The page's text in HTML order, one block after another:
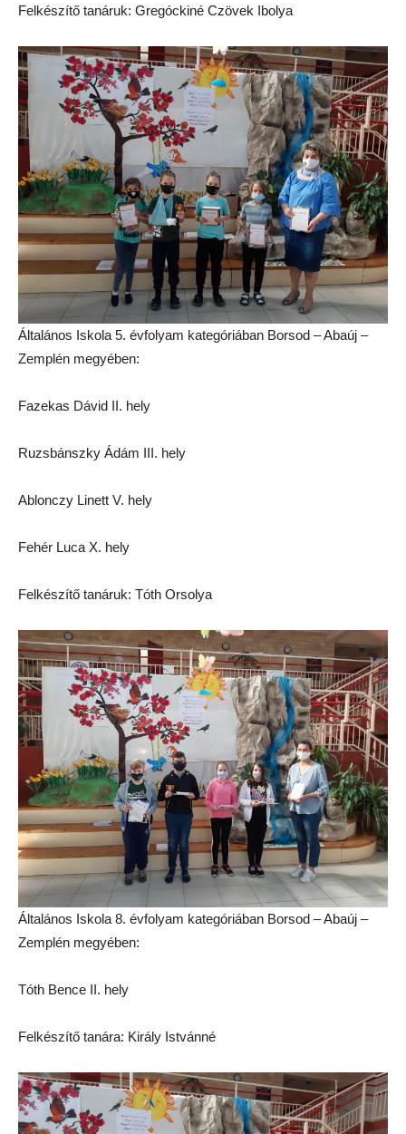
Felkészítő tanáruk: Gregóckiné Czövek Ibolya
Általános Iskola 5. évfolyam kategóriában Borsod – Abaúj –
Zemplén megyében:
Fazekas Dávid II. hely
Ruzsbánszky Ádám III. hely
Ablonczy Linett V. hely
Fehér Luca X. hely
Felkészítő tanáruk: Tóth Orsolya
Általános Iskola 8. évfolyam kategóriában Borsod – Abaúj –
Zemplén megyében:
Tóth Bence II. hely
Felkészítő tanára: Király Istvánné